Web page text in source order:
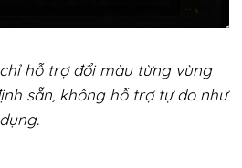
hỗ trợ đổi màu từng vùng
sẵn, không hỗ trợ tự do như